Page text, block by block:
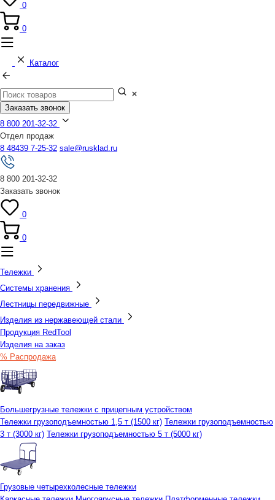
0
0
Каталог
Заказать звонок
8 800 201-32-32
Отдел продаж
8 48439 7-25-32 sale@rusklad.ru
8 800 201-32-32
Заказать звонок
0
0
Тележки
Системы хранения
Лестницы передвижные
Изделия из нержавеющей стали
Продукция RedTool
Изделия на заказ
% Распродажа
Большегрузные тележки с прицепным устройством
Тележки грузоподъемностью 1,5 т (1500 кг) Тележки грузоподъемностью
3 т (3000 кг) Тележки грузоподъемностью 5 т (5000 кг)
Грузовые четырехколесные тележки